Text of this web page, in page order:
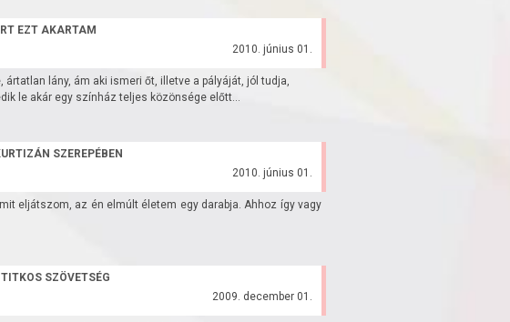
EZT AKARTAM
2010. június 01.
ártatlan lány, ám aki ismeri őt, illetve a pályáját, jól tudja,
le akár egy színház teljes közönsége előtt...
SZEREPÉBEN
2010. június 01.
eljátszom, az én elmúlt életem egy darabja. Ahhoz így vagy
SZÖVETSÉG
2009. december 01.